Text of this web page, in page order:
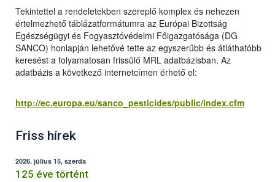
Tekintettel a rendeletekben szereplő komplex és nehezen
értelmezhető táblázatformátumra az Európai Bizottság
Egészségügyi és Fogyasztóvédelmi Főigazgatósága (DG
SANCO) honlapján lehetővé tette az egyszerűbb és átláthatóbb
keresést a folyamatosan frissülő MRL adatbázisban. Az
adatbázis a következő internetcímen érhető el:
http://ec.europa.eu/sanco_pesticides/public/index.cfm
Friss hírek
2026. július 15, szerda
125 éve történt